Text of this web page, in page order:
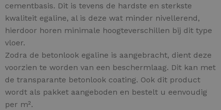
cementbasis. Dit is tevens de hardste en sterkste
kwaliteit egaline, al is deze wat minder nivellerend,
hierdoor horen minimale hoogteverschillen bij dit type
vloer.
Zodra de betonlook egaline is aangebracht, dient deze
voorzien te worden van een beschermlaag. Dit kan met
de transparante betonlook coating. Ook dit product
wordt als pakket aangeboden en bestelt u eenvoudig
per m².